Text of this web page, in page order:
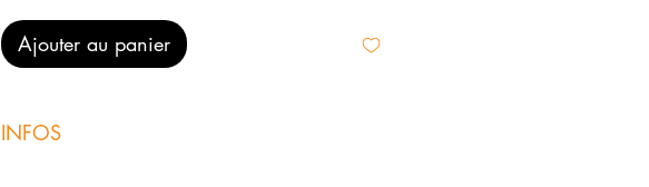
Ajouter au panier
INFOS